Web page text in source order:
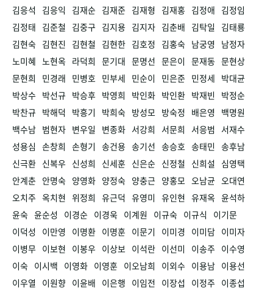
김응석
김응익 김재순 김재준 김재형 김재홍 김정애 김정임
김정태 김준철 김중구 김지용 김지자 김춘배 김탁일
김태룡
김현숙 김현진 김현철 김현한 김호정 김홍숙 남궁영
남정자
노미혜 노현옥 라덕희 문기대 문명선 문은이 문재동 문현상
문현희
민경래 민병호 민부세 민순이 민은준 민정세 박대균
박상수 박선규 박승후 박영희 박인화 박인환 박재빈
박정순
박찬규 박해덕 박흥기 박희숙 방성모 방숙정 배은영
백명원
백수남 범현자 변우일 변종화 서강희 서문희 서응범
서재수
성용심 손창희 손형기 송건용 송기선 송승호 송태민 송후남
신극환 신복우 신성희 신세훈 신은순 신정철 신희설
심영택
안계춘 안명숙 양영화 양정숙 양충근 양홍모 오남균 오대연
오치주 옥치현 위정희 유근덕 유영미 유인현 유재옥 윤석하
윤숙 윤순성 이경순 이경욱 이계원 이규숙 이규식
이기문
이덕성
이만영 이명환 이명훈 이문기 이미경 이미담 이미자
이병무 이보현 이봉우 이상보 이석란 이선미 이송주 이수영
이숙 이시백 이영화 이영훈 이오남희 이외수 이용남 이용선
이우열
이원향 이윤배 이은행 이임전 이장섭 이정주 이종섭